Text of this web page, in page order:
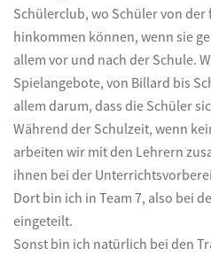
Schülerclub, wo Schüler von
hinkommen können, wenn sie
allem vor und nach der Schule.
Spielangebote, von Billard bis
allem darum, dass die Schüler
Während der Schulzeit, wenn
arbeiten wir mit den Lehrern
ihnen bei der
Dort bin ich in Team 7, also bei
eingeteilt.
Sonst bin ich natürlich bei den